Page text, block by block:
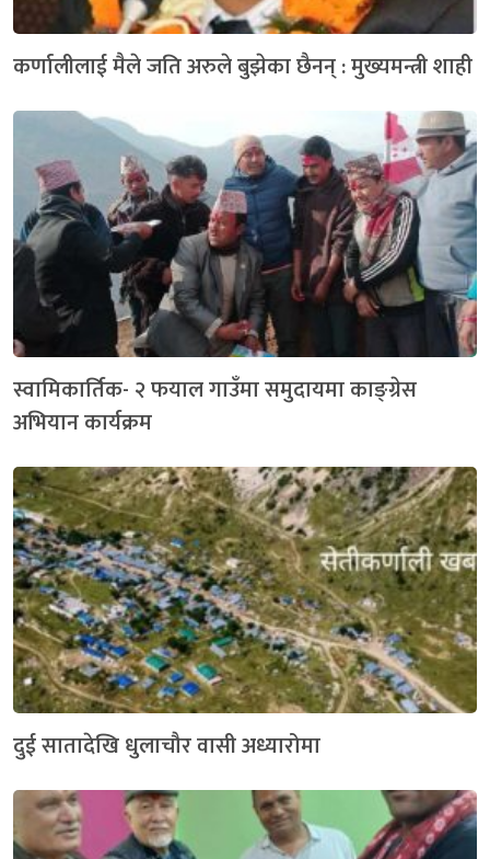
कर्णालीलाई मैले जति अरुले बुझेका छैनन् : मुख्यमन्त्री शाही
स्वामिकार्तिक- २ फयाल गाउँमा समुदायमा काङ्ग्रेस
अभियान कार्यक्रम
दुई सातादेखि धुलाचौर वासी अध्यारोमा